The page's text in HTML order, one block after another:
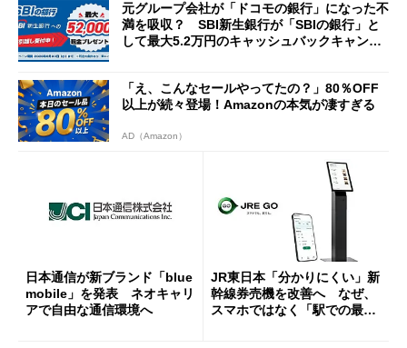
元グループ会社が「ドコモの銀行」になった不
満を吸収？ SBI新生銀行が「SBIの銀行」と
して最大5.2万円のキャッシュバックキャンペ
「え、こんなセールやってたの？」80％OFF
以上が続々登場！Amazonの本気が凄すぎる
AD（Amazon）
日本通信が新ブランド「blue
mobile」を発表 ネオキャリ
アで自由な通信環境へ
JR東日本「分かりにくい」新
幹線券売機を改善へ なぜ、
スマホではなく「駅での最短